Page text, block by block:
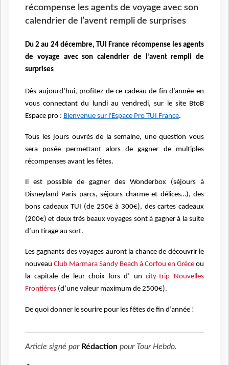
récompense les agents de voyage avec son
calendrier de l’avent rempli de surprises
Du 2 au 24 décembre, TUI France récompense les agents
de voyage avec son calendrier de l’avent rempli de
surprises
Dès aujourd’hui, profitez de ce cadeau de fin d’année en
vous connectant du lundi au vendredi, sur le site BtoB
Espace pro : Bienvenue sur l'Espace Pro TUI France.
Tous les jours ouvrés de la semaine, une question vous
sera posée permettant alors de gagner de multiples
récompenses avant les fêtes.
Il est possible de gagner des Wonderbox (séjours à
Disneyland Paris parcs, séjours charme et délices…), des
bons cadeaux TUI (de 250€ à 300€), des cartes cadeaux
(200€) et deux très beaux voyages sont à gagner à la suite
d’un tirage au sort.
Les gagnants des voyages auront la chance de découvrir le
nouveau Club Marmara Sandy Beach à Corfou en Grèce ou
la capitale de leur choix lors d’ uncity-trip Nouvelles
Frontières (d’une valeur maximum de 2500€).
De quoi donner le sourire pour les fêtes de fin d’année !
Article signé par Rédaction pour Tour Hebdo.